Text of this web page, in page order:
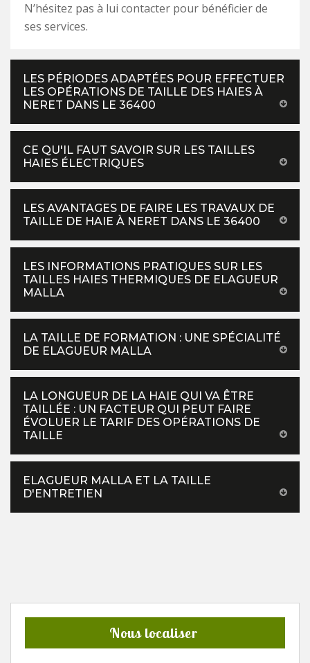
N’hésitez pas à lui contacter pour bénéficier de
ses services.
LES PÉRIODES ADAPTÉES POUR EFFECTUER
LES OPÉRATIONS DE TAILLE DES HAIES À
NERET DANS LE 36400
CE QU'IL FAUT SAVOIR SUR LES TAILLES
HAIES ÉLECTRIQUES
LES AVANTAGES DE FAIRE LES TRAVAUX DE
TAILLE DE HAIE À NERET DANS LE 36400
LES INFORMATIONS PRATIQUES SUR LES
TAILLES HAIES THERMIQUES DE ELAGUEUR
MALLA
LA TAILLE DE FORMATION : UNE SPÉCIALITÉ
DE ELAGUEUR MALLA
LA LONGUEUR DE LA HAIE QUI VA ÊTRE
TAILLÉE : UN FACTEUR QUI PEUT FAIRE
ÉVOLUER LE TARIF DES OPÉRATIONS DE
TAILLE
ELAGUEUR MALLA ET LA TAILLE
D'ENTRETIEN
Nous localiser